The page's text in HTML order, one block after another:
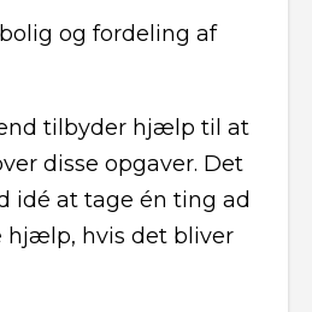
og fordeling af
tilbyder hjælp til at
disse opgaver. Det
idé at tage én ting ad
hjælp, hvis det bliver